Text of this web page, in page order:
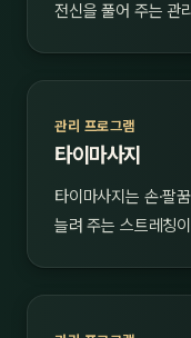
전신을 풀어 주는 관
관리 프로그램
타이마사지
타이마사지는 손·팔
늘려 주는 스트레칭